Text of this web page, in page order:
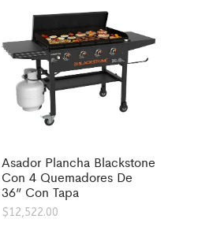
Asador Plancha Blackstone
Con 4 Quemadores De
36” Con Tapa
$12,522.00